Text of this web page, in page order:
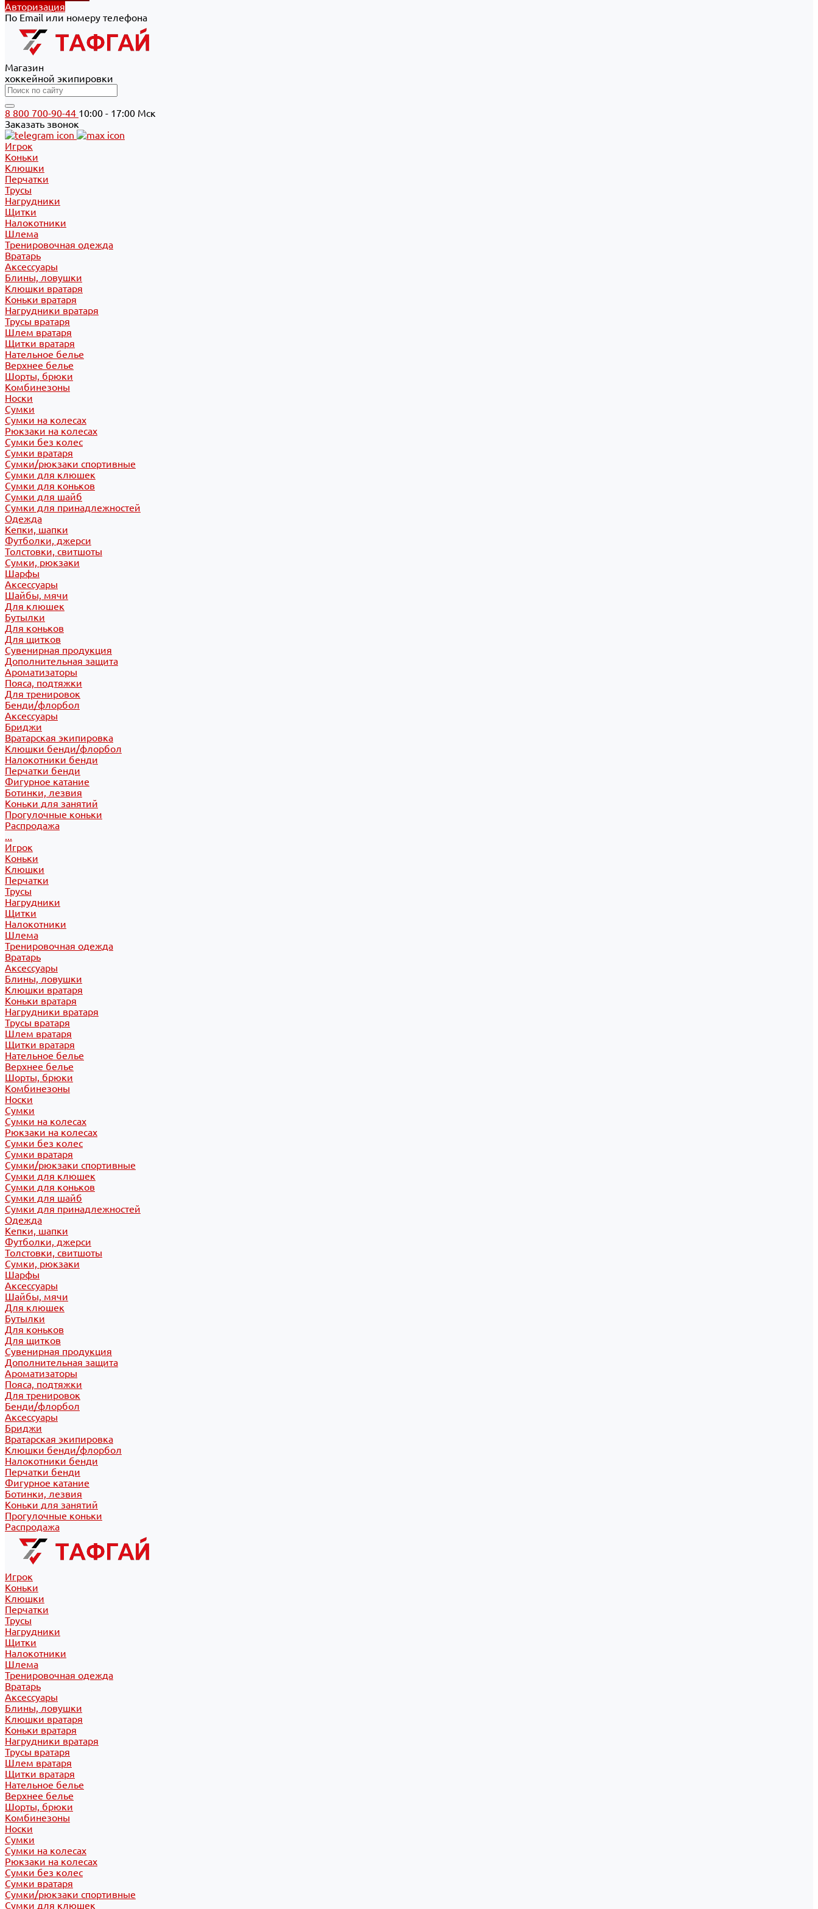
Авторизация
По Email или номеру телефона
Магазин
хоккейной экипировки
8 800 700-90-44 10:00 - 17:00 Мск
Заказать звонок
Игрок
Коньки
Клюшки
Перчатки
Трусы
Нагрудники
Щитки
Налокотники
Шлема
Тренировочная одежда
Вратарь
Аксессуары
Блины, ловушки
Клюшки вратаря
Коньки вратаря
Нагрудники вратаря
Трусы вратаря
Шлем вратаря
Щитки вратаря
Нательное белье
Верхнее белье
Шорты, брюки
Комбинезоны
Носки
Сумки
Сумки на колесах
Рюкзаки на колесах
Сумки без колес
Сумки вратаря
Сумки/рюкзаки спортивные
Сумки для клюшек
Сумки для коньков
Сумки для шайб
Сумки для принадлежностей
Одежда
Кепки, шапки
Футболки, джерси
Толстовки, свитшоты
Сумки, рюкзаки
Шарфы
Аксессуары
Шайбы, мячи
Для клюшек
Бутылки
Для коньков
Для щитков
Сувенирная продукция
Дополнительная защита
Ароматизаторы
Пояса, подтяжки
Для тренировок
Бенди/флорбол
Аксессуары
Бриджи
Вратарская экипировка
Клюшки бенди/флорбол
Налокотники бенди
Перчатки бенди
Фигурное катание
Ботинки, лезвия
Коньки для занятий
Прогулочные коньки
Распродажа
...
Игрок
Коньки
Клюшки
Перчатки
Трусы
Нагрудники
Щитки
Налокотники
Шлема
Тренировочная одежда
Вратарь
Аксессуары
Блины, ловушки
Клюшки вратаря
Коньки вратаря
Нагрудники вратаря
Трусы вратаря
Шлем вратаря
Щитки вратаря
Нательное белье
Верхнее белье
Шорты, брюки
Комбинезоны
Носки
Сумки
Сумки на колесах
Рюкзаки на колесах
Сумки без колес
Сумки вратаря
Сумки/рюкзаки спортивные
Сумки для клюшек
Сумки для коньков
Сумки для шайб
Сумки для принадлежностей
Одежда
Кепки, шапки
Футболки, джерси
Толстовки, свитшоты
Сумки, рюкзаки
Шарфы
Аксессуары
Шайбы, мячи
Для клюшек
Бутылки
Для коньков
Для щитков
Сувенирная продукция
Дополнительная защита
Ароматизаторы
Пояса, подтяжки
Для тренировок
Бенди/флорбол
Аксессуары
Бриджи
Вратарская экипировка
Клюшки бенди/флорбол
Налокотники бенди
Перчатки бенди
Фигурное катание
Ботинки, лезвия
Коньки для занятий
Прогулочные коньки
Распродажа
Игрок
Коньки
Клюшки
Перчатки
Трусы
Нагрудники
Щитки
Налокотники
Шлема
Тренировочная одежда
Вратарь
Аксессуары
Блины, ловушки
Клюшки вратаря
Коньки вратаря
Нагрудники вратаря
Трусы вратаря
Шлем вратаря
Щитки вратаря
Нательное белье
Верхнее белье
Шорты, брюки
Комбинезоны
Носки
Сумки
Сумки на колесах
Рюкзаки на колесах
Сумки без колес
Сумки вратаря
Сумки/рюкзаки спортивные
Сумки для клюшек